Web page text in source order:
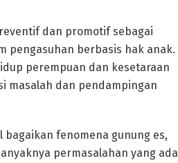
dan promotif sebagai
pengasuhan berbasis hak anak.
perempuan dan kesetaraan
masalah dan pendampingan
fenomena gunung es,
permasalahan yang ada